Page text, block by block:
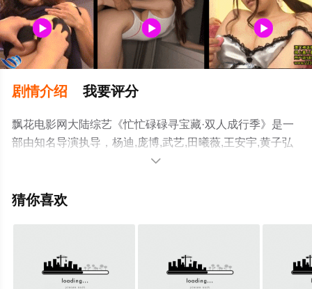
剧情介绍 我要评分
飘花电影网大陆综艺《忙忙碌碌寻宝藏·双人成行季》是一
部由知名导演执导，杨迪,庞博,武艺,田曦薇,王安宇,黄子弘
凡,李维嘉,黄明昊,胡一天,吴昕,孙阳,孙阳,Sunny,Sun等演员
完整版综艺节目就上飘花影院，更多剧情信息可移步至豆

猜你喜欢